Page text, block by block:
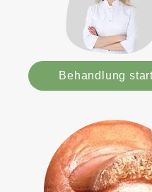
Behandlung